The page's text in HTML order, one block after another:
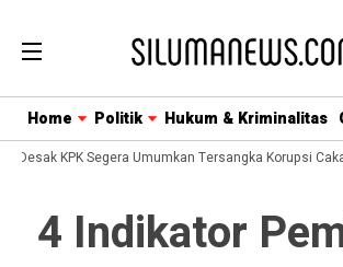
Home Politik Hukum & Kriminalitas
Desak KPK Segera Umumkan Tersangka Korupsi
4 Indikator